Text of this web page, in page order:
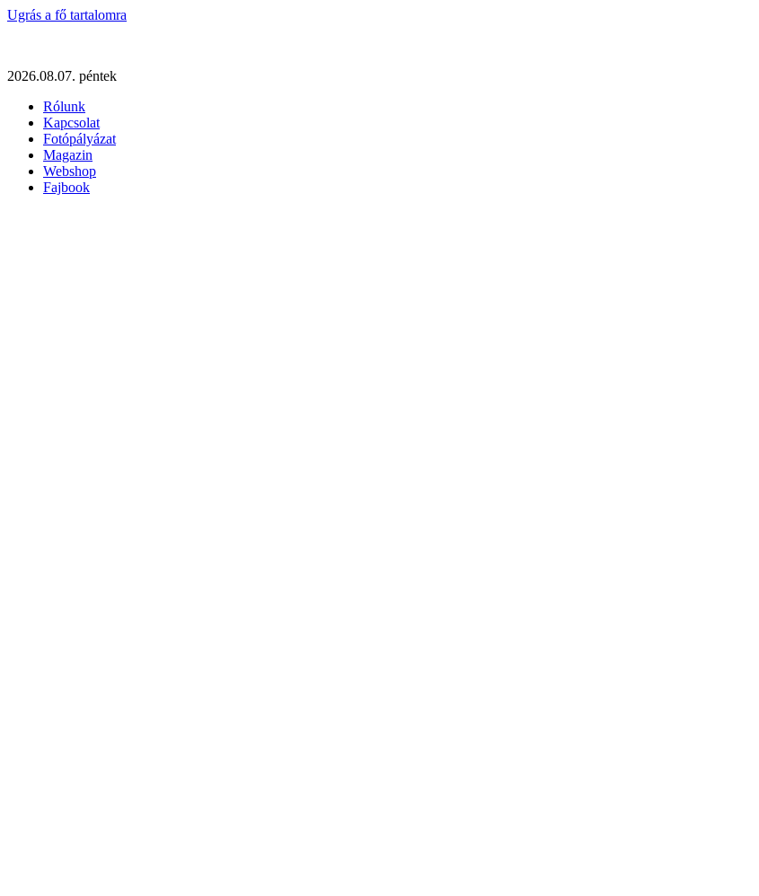
Ugrás a fő tartalomra
2026.08.07. péntek
Rólunk
Kapcsolat
Fotópályázat
Magazin
Webshop
Fajbook